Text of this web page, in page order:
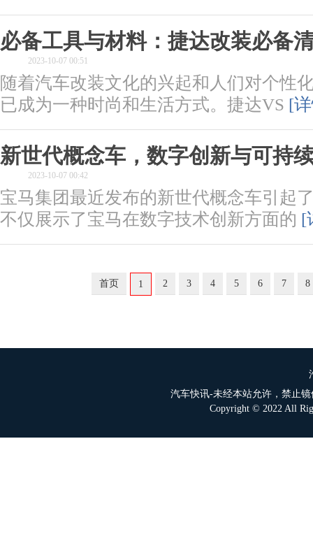
必备工具与材料：捷达改装必备
2023-10-07 00:51
随着汽车改装文化的兴起和人们对个性
已成为一种时尚和生活方式。捷达VS [
新世代概念车，数字创新与可持
2023-10-07 00:42
宝马集团最近发布的新世代概念车引起
不仅展示了宝马在数字技术创新方面的 [
首页 1 2 3 4 5 6 7 8
汽车快讯-未经本站允许，禁止镜
Copyright © 2022 All